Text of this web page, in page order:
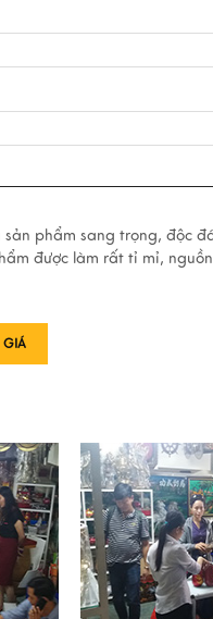
phẩm sang trọng, độc
được làm rất tỉ mỉ,
GIÁ